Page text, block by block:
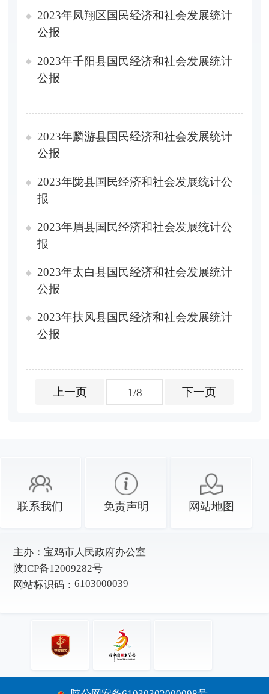
2023年凤翔区国民经济和社会发展统计
公报
2023年千阳县国民经济和社会发展统计
公报
2023年麟游县国民经济和社会发展统计
公报
2023年陇县国民经济和社会发展统计公
报
2023年眉县国民经济和社会发展统计公
报
2023年太白县国民经济和社会发展统计
公报
2023年扶风县国民经济和社会发展统计
公报
上一页 1/8 下一页
联系我们 免责声明 网站地图
主办： 宝鸡市人民政府办公室
陕ICP备12009282号
网站标识码： 6103000039